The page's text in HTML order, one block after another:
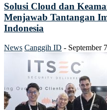
Solusi Cloud dan
Menjawab Tantangan
Indonesia
News Canggih ID - September